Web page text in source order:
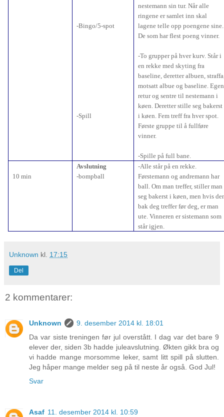
-Bingo/5-spot
-Spill
nestemann sin tur. Når alle
ringene er samlet inn skal
lagene telle opp poengene sine.
De som har flest poeng vinner.
-To grupper på hver kurv. Står i
en rekke med skyting fra
baseline, deretter albuen,
motsatt albue og baseline. Egen
retur og sentre til nestemann i
køen. Deretter stille seg bakerst
i køen. Fem treff fra hver spot.
Første gruppe til å fullføre
vinner.
-Spille på full bane.
10 min
Avslutning
-bompball
-Alle står på en rekke.
Førstemann og andremann har
ball. Om man treffer, stiller man
seg bakerst i køen, men hvis
bak deg treffer før deg, er man
ute. Vinneren er sistemann som
står igjen.
Unknown kl. 17:15
Del
2 kommentarer:
Unknown
9. desember 2014 kl. 18:01
Da var siste treningen før jul overstått. I dag var det bare 9
elever der, siden 3b hadde juleavslutning. Økten gikk bra og
vi hadde mange morsomme leker, samt litt spill på slutten.
Jeg håper mange melder seg på til neste år også. God Jul!
Svar
Asaf 11. desember 2014 kl. 10:59